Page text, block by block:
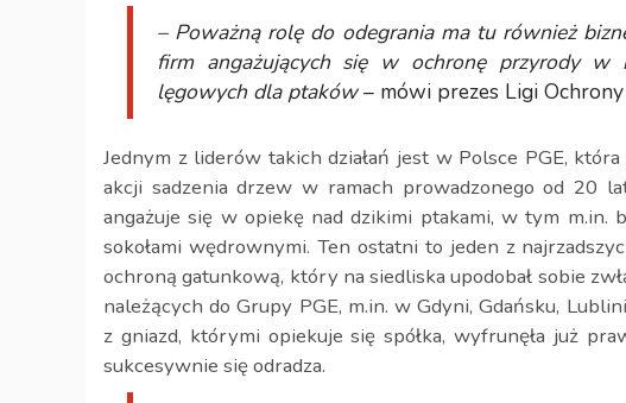
– Poważną rolę do odegrania ma tu również
firm angażujących się w ochronę przyrody w
lęgowych dla ptaków– mówi prezes Ligi
Jednym z liderów takich działań jest w Polsce PGE,
akcji sadzenia drzew w ramach prowadzonego od 20
angażuje się w opiekę nad dzikimi ptakami, w tym m.in.
sokołami wędrownymi. Ten ostatni to jeden z
ochroną gatunkową, który na siedliska upodobał sobie
należących do Grupy PGE, m.in. w Gdyni, Gdańsku,
z gniazd, którymi opiekuje się spółka, wyfrunęła już
sukcesywnie się odradza.